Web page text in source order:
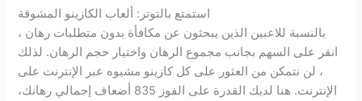
استمتع بالتوتر: ألعاب الكازينو المشوقة
بالنسبة للاعبين الذين يبحثون عن مكافأة بدون متطلبات رهان ،
انقر على السهم بجانب مجموع الرهان واختيار حجم الرهان. لذلك
، لن نتمكن من العثور على كل كازينو مشبوه عبر الإنترنت على
الإنترنت. هنا لديك القدرة على الفوز 835 أضعاف إجمالي رهانك،